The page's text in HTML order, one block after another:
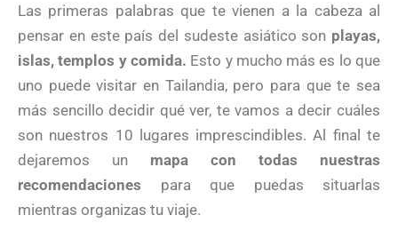
Las primeras palabras que te vienen a la cabeza al
pensar en este país del sudeste asiático son playas,
islas, templos y comida. Esto y mucho más es lo que
uno puede visitar en Tailandia, pero para que te sea
más sencillo decidir qué ver, te vamos a decir cuáles
son nuestros 10 lugares imprescindibles. Al final te
dejaremos un mapa con todas nuestras
recomendaciones para que puedas situarlas
mientras organizas tu viaje.